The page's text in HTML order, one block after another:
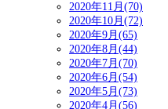
2020年11月(70)
2020年10月(72)
2020年9月(65)
2020年8月(44)
2020年7月(70)
2020年6月(54)
2020年5月(73)
2020年4月(56)